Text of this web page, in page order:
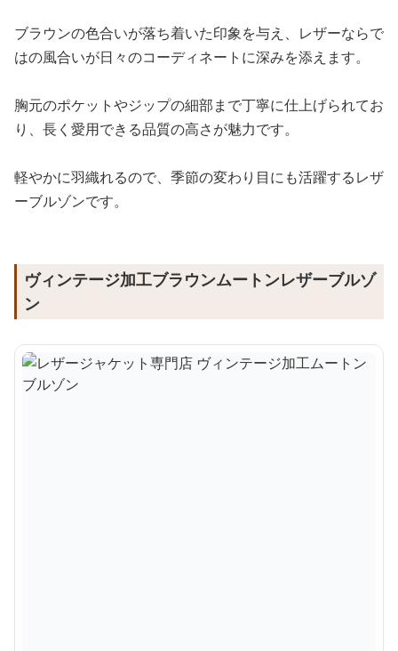
ブラウンの色合いが落ち着いた印象を与え、レザーならで
はの風合いが日々のコーディネートに深みを添えます。
胸元のポケットやジップの細部まで丁寧に仕上げられてお
り、長く愛用できる品質の高さが魅力です。
軽やかに羽織れるので、季節の変わり目にも活躍するレザ
ーブルゾンです。
ヴィンテージ加工ブラウンムートンレザーブルゾ
ン